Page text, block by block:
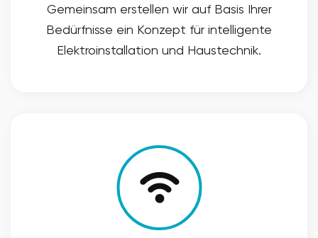
Gemeinsam erstellen wir auf Basis Ihrer
Bedürfnisse ein Konzept für intelligente
Elektroinstallation und Haustechnik.